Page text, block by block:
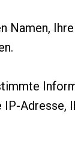
Namen,
Adresse,